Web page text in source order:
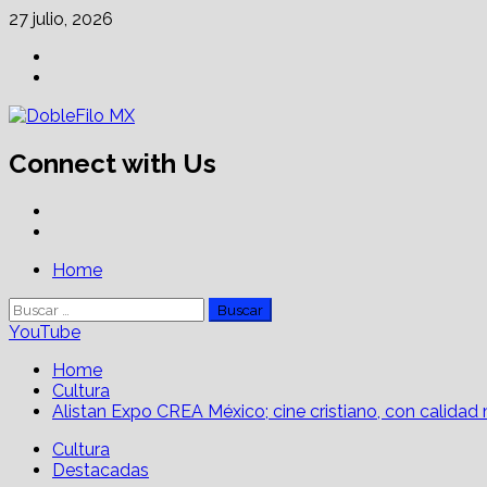
Skip
content
27 julio, 2026
Connect with Us
PrimaryHome
Buscar:
YouTube
Home
Cultura
Alistan Expo CREA México; cine cristiano, con calidad
Cultura
Destacadas